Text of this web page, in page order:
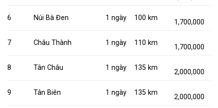
6 Núi Bà Đen 1 ngày 100 km
1,700,000
7 Châu Thành 1 ngày 110 km
1,700,000
8 Tân Châu 1 ngày 135 km
2,000,000
9 Tân Biên 1 ngày 135 km
2,000,000